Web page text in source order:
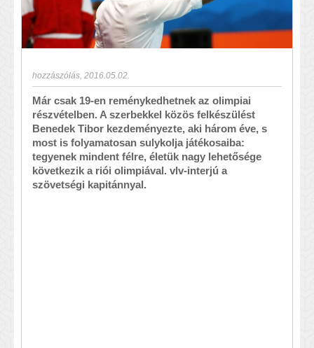
hozzászólás 2016.05.02.
Már csak 19-en reménykedhetnek az olimpiai
részvételben. A szerbekkel közös felkészülést
Benedek Tibor kezdeményezte, aki három éve, s
most is folyamatosan sulykolja játékosaiba:
tegyenek mindent félre, életük nagy lehetősége
következik a riói olimpiával. vlv-interjú a
szövetségi kapitánnyal.